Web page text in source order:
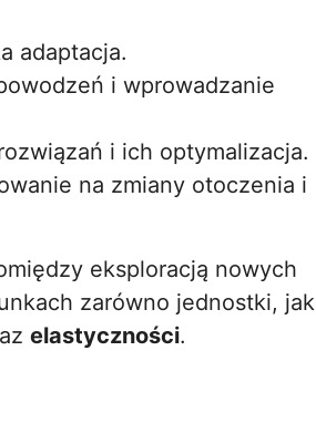
adaptacja.
i wprowadzanie
i ich optymalizacja.
na zmiany otoczenia i
eksploracją nowych
zarówno jednostki, jak
elastyczności.